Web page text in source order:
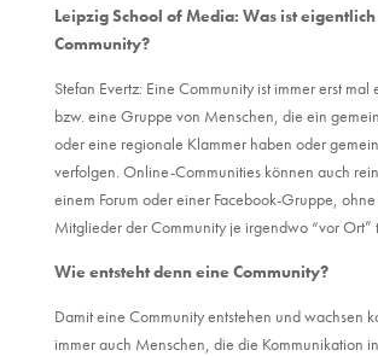
Leipzig School of Media: Was ist
Community?
Stefan Evertz: Eine Community ist immer erst
bzw. eine Gruppe von Menschen, die ein
oder eine regionale Klammer haben oder
verfolgen. Online-Communities können auch
einem Forum oder einer Facebook-Gruppe, ohne
Mitglieder der Community je irgendwo “vor Ort”
Wie entsteht denn eine Community?
Damit eine Community entstehen und wachsen
immer auch Menschen, die die Kommunikation